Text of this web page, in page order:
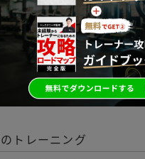
合、両手の種目は5kgでス
は3kgを目安に設定し、ケ
施しましょう。
トレーニング